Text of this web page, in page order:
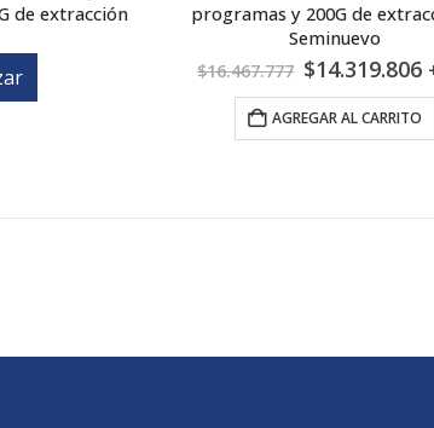
de extracción
programas y 200G de
Seminuevo
$16.467.777 El
precio
original
era:
$14.319.806
AGREGAR AL CARRITO